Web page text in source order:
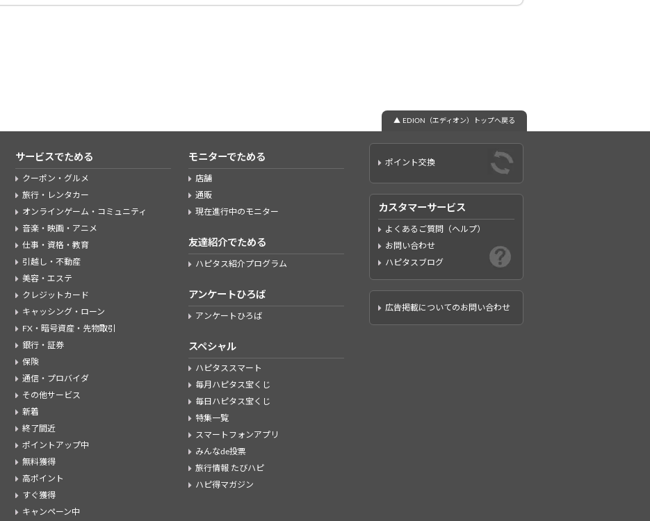
▲ EDION（エディオン）トップへ戻る
サービスでためる
クーポン・グルメ
旅行・レンタカー
オンラインゲーム・コミュニティ
音楽・映画・アニメ
仕事・資格・教育
引越し・不動産
美容・エステ
クレジットカード
キャッシング・ローン
FX・暗号資産・先物取引
銀行・証券
保険
通信・プロバイダ
その他サービス
新着
終了間近
ポイントアップ中
無料獲得
高ポイント
すぐ獲得
キャンペーン中
モニターでためる
店舗
通販
現在進行中のモニター
友達紹介でためる
ハピタス紹介プログラム
アンケートひろば
アンケートひろば
スペシャル
ハピタススマート
毎月ハピタス宝くじ
毎日ハピタス宝くじ
特集一覧
スマートフォンアプリ
みんなde投票
旅行情報 たびハピ
ハピ得マガジン
ポイント交換
カスタマーサービス
よくあるご質問（ヘルプ）
お問い合わせ
ハピタスブログ
広告掲載についてのお問い合わせ